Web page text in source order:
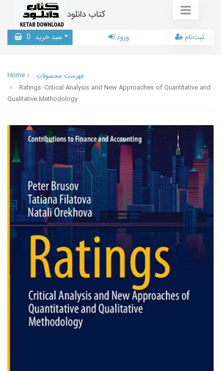
کتاب دانلود
سبد خرید 0 ورود ثبت‌نام
Home
فهرست محصولات
Ratings: Critical Analysis and New Approaches of Quantitative and
Qualitative Methodology